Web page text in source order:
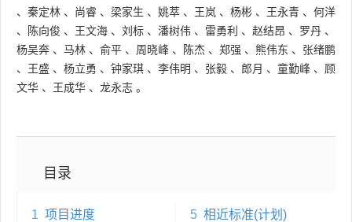
、 秦定林 、 尚睿 、 梁家生 、 姚萃 、 王岚 、 杨彬 、 王永青 、 何洋
、
陈向俊 、 王文海 、 刘标 、 潘树伟 、 雷勇利 、 赵结昂 、 罗丹 、
杨吴奔 、 马林 、 俞平 、 周晓峰 、 陈杰 、 郑强 、 熊伟东 、 张绪鹏
、 王盛 、 杨立勇 、 钟家琪 、 李伟明 、 张毅 、 郎月 、 童勤峰 、 顾
文华 、 王成华 、 龙永志 。
目录
1 项目进度
5 相近标准(计划)